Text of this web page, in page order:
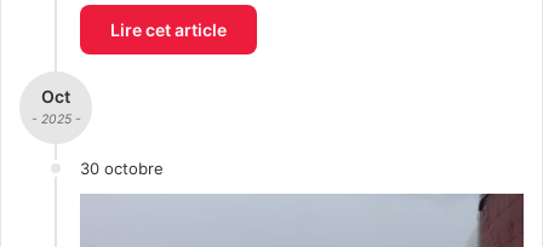
Lire cet article
Oct
- 2025 -
30 octobre